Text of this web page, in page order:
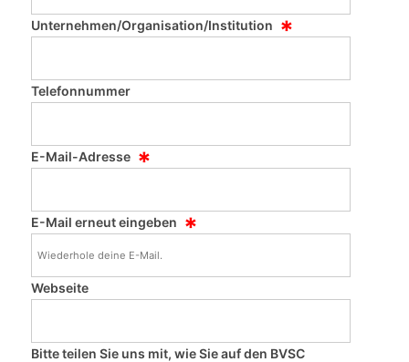
Unternehmen/Organisation/Institution*
Telefonnummer
E-Mail-Adresse*
E-Mail erneut eingeben*
Webseite
Bitte teilen Sie uns mit, wie Sie auf den BVSC